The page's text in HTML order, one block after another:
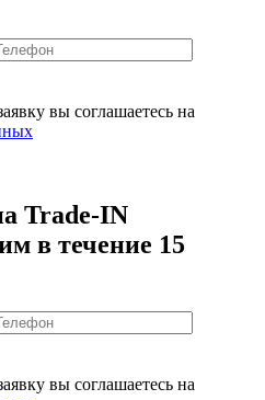
вы соглашаетесь на
Trade-IN
в течение 15
вы соглашаетесь на